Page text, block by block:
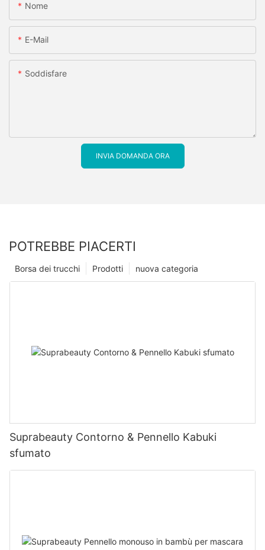
Nome
E-Mail
Soddisfare
INVIA DOMANDA ORA
POTREBBE PIACERTI
nuova categoria
Prodotti
Borsa dei trucchi
Suprabeauty Contorno & Pennello Kabuki
sfumato